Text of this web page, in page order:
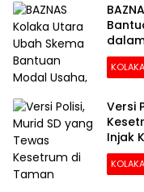
Juta
Versi
Injak